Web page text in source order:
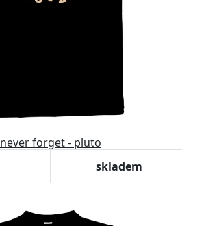
never forget - pluto
skladem